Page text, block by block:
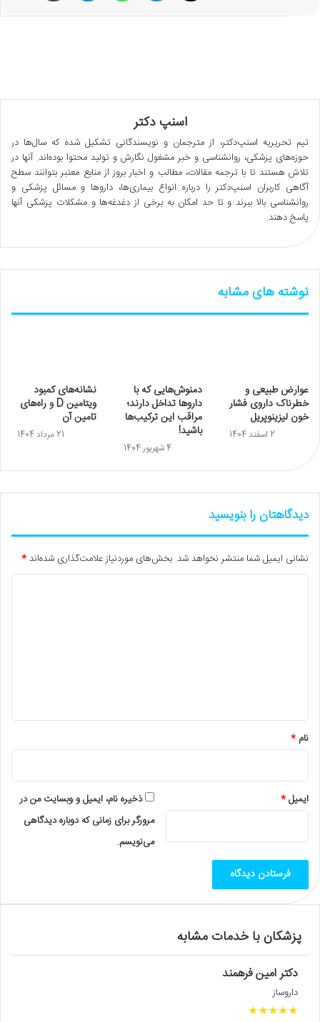
اسنپ دکتر
تیم تحریریه اسنپ‌دکتر، از مترجمان و نویسندگانی تشکیل شده که سال‌ها در
حوزه‌های پزشکی، روانشناسی و خبر مشغول نگارش و تولید محتوا بوده‌اند. آنها در
تلاش هستند تا با ترجمه مقالات، مطالب و اخبار بروز از منابع معتبر بتوانند سطح
آگاهی کاربران اسنپ‌دکتر را درباره انواع بیماری‌ها، داروها و مسائل پزشکی و
روانشناسی بالا ببرند و تا حد امکان به برخی از دغدغه‌ها و مشکلات پزشکی آنها
پاسخ دهند.
نوشته های مشابه
عوارض طبیعی و
خطرناک داروی فشار
خون لیزینوپریل
2 اسفند 1404
دمنوش‌هایی که با
داروها تداخل دارند؛
مراقب این ترکیب‌ها
باشید!
4 شهریور 1404
نشانه‌های کمبود
ویتامین D و راه‌های
تامین آن
21 مرداد 1404
دیدگاهتان را بنویسید
نشانی ایمیل شما منتشر نخواهد شد. بخش‌های موردنیاز علامت‌گذاری شده‌اند*
نام *
ایمیل*
ذخیره نام، ایمیل و وبسایت من در
مرورگر برای زمانی که دوباره دیدگاهی
می‌نویسم.
پزشکان با خدمات مشابه
دکتر امین فرهمند
داروساز
★
★
★
★
★